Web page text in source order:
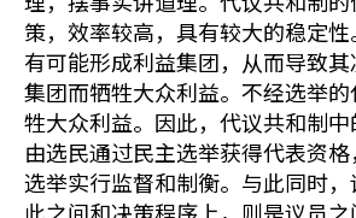
策，效率较高，具有较大的稳定
有可能形成利益集团，从而导致
集团而牺牲大众利益。不经选举
牲大众利益。因此，代议共和制
由选民通过民主选举获得代表资
选举实行监督和制衡。与此同时